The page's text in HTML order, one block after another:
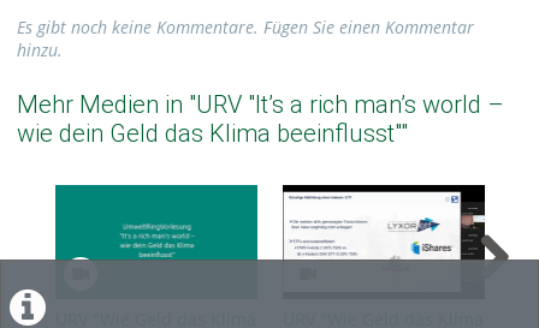
Es gibt noch keine Kommentare. Fügen Sie einen Kommentar
hinzu.
Mehr Medien in "URV "It’s a rich man’s world –
wie dein Geld das Klima beeinflusst""